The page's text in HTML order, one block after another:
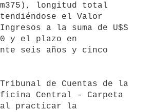
longitud total
el Valor
a la suma de U$S
y el plazo en
seis años y cinco
de Cuentas de la
Central - Carpeta
al practicar la